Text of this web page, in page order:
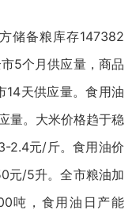
储备粮库存147382
5个月供应量，商品
14天供应量。食用油
量。大米价格趋于稳
2.4元/斤。食用油价
元/5升。全市粮油加
吨，食用油日产能